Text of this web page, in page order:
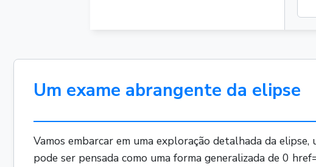
Um exame abrangente da elipse
Vamos embarcar em uma exploração detalhada da
pode ser pensada como uma forma generalizada de 0